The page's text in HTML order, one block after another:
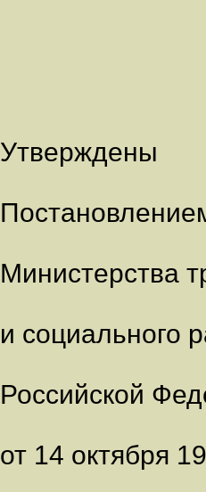
Утверждены
Министерства
и социального
Российской
от 14 октября